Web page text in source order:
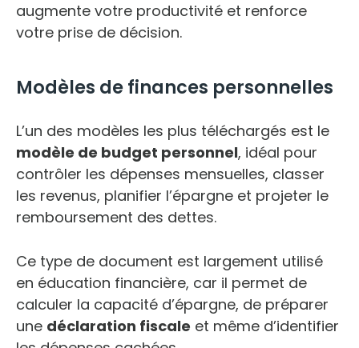
augmente votre productivité et renforce
votre prise de décision.
Modèles de finances personnelles
L’un des modèles les plus téléchargés est le
modèle de budget personnel, idéal pour
contrôler les dépenses mensuelles, classer
les revenus, planifier l’épargne et projeter le
remboursement des dettes.
Ce type de document est largement utilisé
en éducation financière, car il permet de
calculer la capacité d’épargne, de préparer
une déclaration fiscale et même d’identifier